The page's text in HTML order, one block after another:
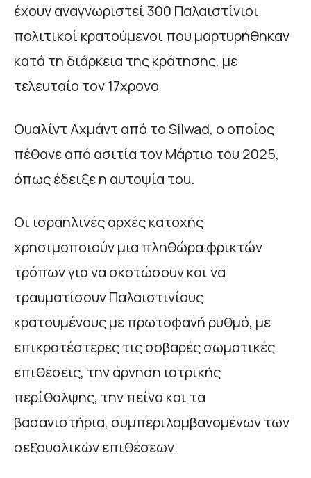
έχουν αναγνωριστεί 300 Παλαιστίνιοι
πολιτικοί κρατούμενοι που μαρτυρήθηκαν
κατά τη διάρκεια της κράτησης, με
τελευταίο τον 17χρονο
Ουαλίντ Αχμάντ από το Silwad, ο οποίος
πέθανε από ασιτία τον Μάρτιο του 2025,
όπως έδειξε η αυτοψία του.
Οι ισραηλινές αρχές κατοχής
χρησιμοποιούν μια πληθώρα φρικτών
τρόπων για να σκοτώσουν και να
τραυματίσουν Παλαιστινίους
κρατουμένους με πρωτοφανή ρυθμό, με
επικρατέστερες τις σοβαρές σωματικές
επιθέσεις, την άρνηση ιατρικής
περίθαλψης, την πείνα και τα
βασανιστήρια, συμπεριλαμβανομένων των
σεξουαλικών επιθέσεων.